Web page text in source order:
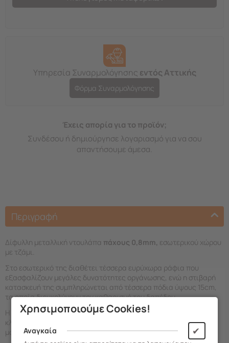
Υπηρεσία Συναρμολόγησης εντός Αττικής
Φόρμα Συναρμολόγησης
Έχεις απορία για το προϊόν;
Συνδέσου ή δημιούργησε λογαριασμό για να σου
απαντήσουμε άμεσα.
Περιγραφή
Δίφυλλη μεταλλική ντουλάπα πάχους 0,8mm, εσωτερικού χώρου
με τζάμι.
Στο εσωτερικό της διαθέτει τέσσερα ευρύχωρα ράφια που
εξασφαλίζουν μεγάλες δυνατότητες οργάνωσης, ενώ η στιβαρή
κατασκευή της συμπληρώνεται από τέσσερα πόδια ύψους 15cm,
τα οποία διευκολύνουν τον καθαρισμό του δαπέδου.
Η ασφάλεια των αντικειμένων σας διασφαλίζεται από μια
κλειδαριά και λαβή υψηλής ποιότητας, καθώς και από ειδικούς
μαγνήτες στις πόρτες για σταθερό κλείσιμο.
Χρησιμοποιούμε Cookies!
Αναγκαία ✔